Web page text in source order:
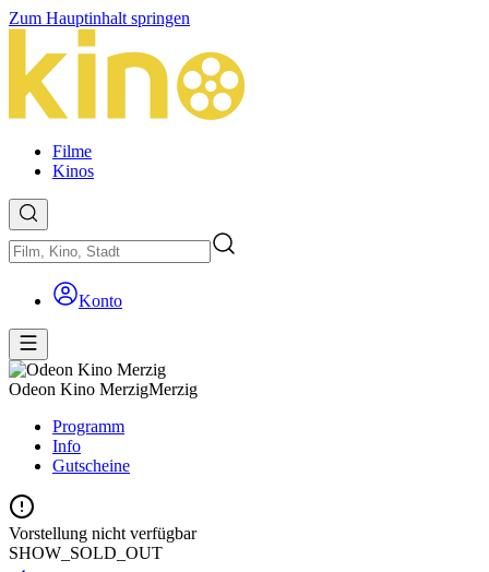
Zum Hauptinhalt springen
Filme
Kinos
Konto
Odeon Kino MerzigMerzig
Programm
Info
Gutscheine
Vorstellung nicht verfügbar
SHOW_SOLD_OUT